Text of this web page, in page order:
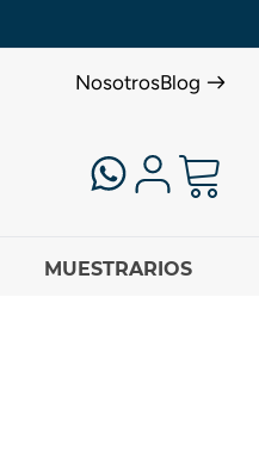
NosotrosBlog
MUESTRARIOS